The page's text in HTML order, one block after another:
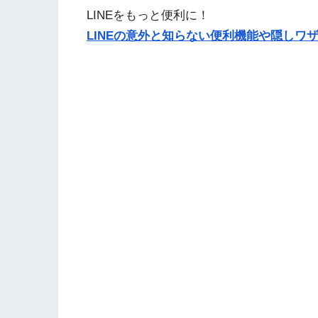
LINEをもっと便利に！
LINEの意外と知らない便利機能や隠しワザ